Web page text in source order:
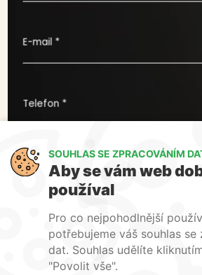
E-mail *
Telefon *
Co pro vás můžeme udělat ?
SOUHLAS SE ZPRACOVÁNÍM
Aby se vám web
používal
Pro co nejpohodlnější
potřebujeme váš souhlas se
dat. Souhlas udělíte
"Povolit vše".